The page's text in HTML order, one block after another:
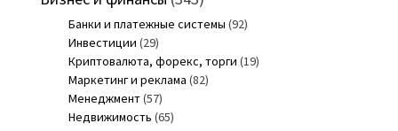
Банки и платежные системы (92)
Инвестиции (29)
Криптовалюта, форекс, торги (19)
Маркетинг и реклама (82)
Менеджмент(57)
Недвижимость (65)